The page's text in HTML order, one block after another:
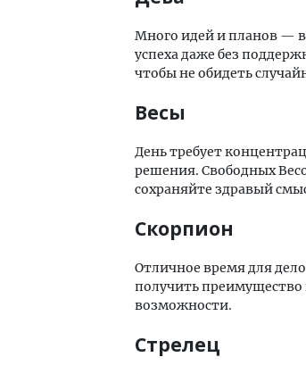
Много идей и планов —
успеха даже без
чтобы не обидеть
Весы
День требует
решения. Свободных
сохраняйте здравый
Скорпион
Отличное время для
получить преимущество
возможности.
Стрелец